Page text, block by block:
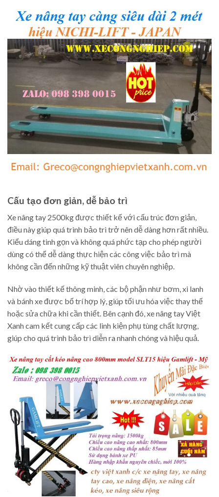
Cấu tạo đơn giản, dễ bảo trì
Xe nâng tay 2500kg được thiết kế với cấu trúc đơn giản,
điều này giúp quá trình bảo trì trở nên dễ dàng hơn rất nhiều.
Kiểu dáng tinh gọn và không quá phức tạp cho phép người
dùng có thể dễ dàng thực hiện các công việc bảo trì mà
không cần đến những kỹ thuật viên chuyên nghiệp.
Nhờ vào thiết kế thông minh, các bộ phận như bơm, xi lanh
và bánh xe được bố trí hợp lý, giúp tối ưu hóa việc thay thế
hoặc sửa chữa khi cần thiết. Bên cạnh đó, xe nâng tay Việt
Xanh cam kết cung cấp các linh kiện phụ tùng chất lượng,
giúp cho quá trình bảo trì diễn ra nhanh chóng và hiệu quả.